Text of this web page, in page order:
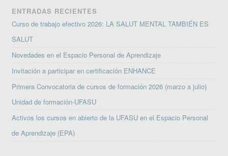
ENTRADAS RECIENTES
Curso de trabajo efectivo 2026: LA SALUT MENTAL TAMBIÉN ES
SALUT
Novedades en el Espacio Personal de Aprendizaje
Invitación a participar en certificación ENHANCE
Primera Convocatoria de cursos de formación 2026 (marzo a julio)
Unidad de formación-UFASU
Activos los cursos en abierto de la UFASU en el Espacio Personal
de Aprendizaje (EPA)